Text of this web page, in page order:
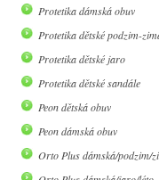
Protetika dámská obuv
Protetika dětské podzim-
Protetika dětské jaro
Protetika dětské sandále
Peon dětská obuv
Peon dámská obuv
Orto Plus dámská/podzim/